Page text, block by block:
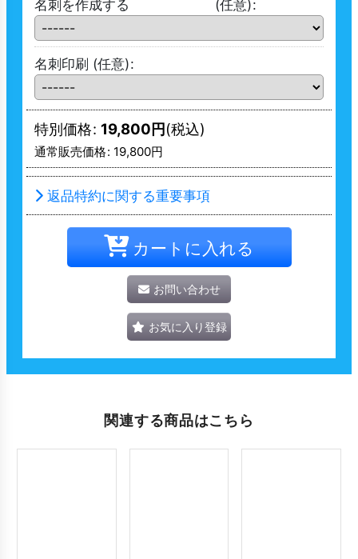
名刺を作成する (任意):
名刺印刷 (任意):
特別価格: 19,800円(税込)
通常販売価格: 19,800円
返品特約に関する重要事項
カートに入れる
お問い合わせ
お気に入り登録
関連する商品はこちら